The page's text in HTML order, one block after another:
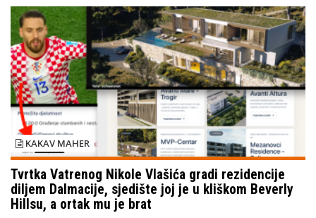
KAKAV MAHER
Tvrtka Vatrenog Nikole Vlašića gradi rezidencije
diljem Dalmacije, sjedište joj je u kliškom Beverly
Hillsu, a ortak mu je brat